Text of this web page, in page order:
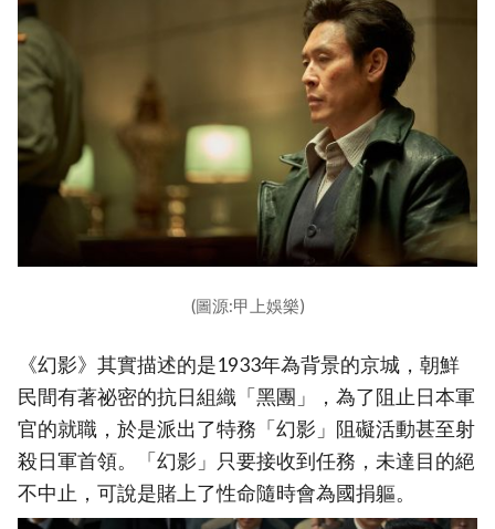
(圖源:甲上娛樂)
《幻影》其實描述的是1933年為背景的京城，朝鮮
民間有著祕密的抗日組織「黑團」，為了阻止日本軍
官的就職，於是派出了特務「幻影」阻礙活動甚至射
殺日軍首領。「幻影」只要接收到任務，未達目的絕
不中止，可說是賭上了性命隨時會為國捐軀。